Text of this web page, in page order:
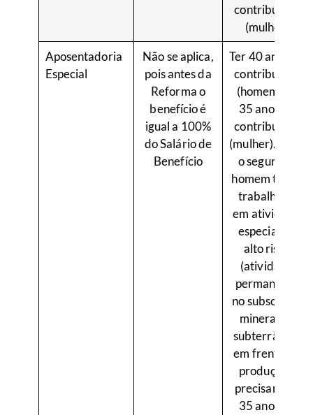
contribuição
(mulher)
Aposentadoria
Especial
Não se aplica,
pois antes da
Reforma o
benefício é
igual a 100%
do Salário de
Benefício
Ter 40 anos de
contribuição
(homem) ou
35 anos de
contribuição
(mulher). Caso
o segurado
homem tenha
trabalhado
em atividade
especial de
alto risco
(atividade
permanente
no subsolo de
mineração
subterrânea,
em frente de
produção),
precisará de
35 anos de